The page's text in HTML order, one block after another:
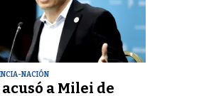
NACIÓN
a Milei de